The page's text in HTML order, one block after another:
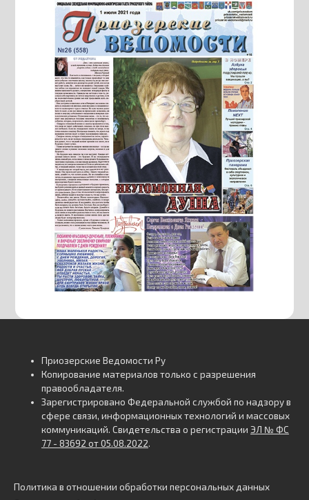
Приозерские Ведомости Ру
Копирование материалов только с разрешения
правообладателя.
Зарегистрировано Федеральной службой по надзору в
сфере связи, информационных технологий и массовых
коммуникаций. Свидетельства о регистрации ЭЛ № ФС
77 - 83692 от 05.08.2022.
Политика в отношении обработки персональных данных